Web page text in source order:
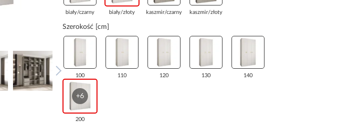
biały/czarny biały/złoty kaszmir/czarny kaszmir/złoty
Szerokość [cm]
100 110 120 130 140
+6
200